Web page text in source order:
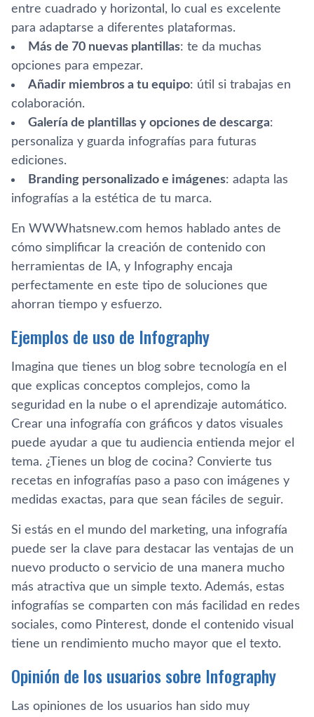
entre cuadrado y horizontal, lo cual es excelente
para adaptarse a diferentes plataformas.
Más de 70 nuevas plantillas: te da muchas
opciones para empezar.
Añadir miembros a tu equipo: útil si trabajas en
colaboración.
Galería de plantillas y opciones de descarga:
personaliza y guarda infografías para futuras
ediciones.
Branding personalizado e imágenes: adapta las
infografías a la estética de tu marca.
En WWWhatsnew.com hemos hablado antes de
cómo simplificar la creación de contenido con
herramientas de IA, y Infography encaja
perfectamente en este tipo de soluciones que
ahorran tiempo y esfuerzo.
Ejemplos de uso de Infography
Imagina que tienes un blog sobre tecnología en el
que explicas conceptos complejos, como la
seguridad en la nube o el aprendizaje automático.
Crear una infografía con gráficos y datos visuales
puede ayudar a que tu audiencia entienda mejor el
tema. ¿Tienes un blog de cocina? Convierte tus
recetas en infografías paso a paso con imágenes y
medidas exactas, para que sean fáciles de seguir.
Si estás en el mundo del marketing, una infografía
puede ser la clave para destacar las ventajas de un
nuevo producto o servicio de una manera mucho
más atractiva que un simple texto. Además, estas
infografías se comparten con más facilidad en redes
sociales, como Pinterest, donde el contenido visual
tiene un rendimiento mucho mayor que el texto.
Opinión de los usuarios sobre Infography
Las opiniones de los usuarios han sido muy